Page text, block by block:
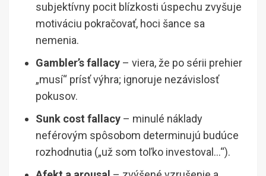
subjektívny pocit blízkosti úspechu zvyšuje
motiváciu pokračovať, hoci šance sa
nemenia.
Gambler’s fallacy – viera, že po sérii prehier
„musí“ prísť výhra; ignoruje nezávislosť
pokusov.
Sunk cost fallacy – minulé náklady
neférovým spôsobom determinujú budúce
rozhodnutia („už som toľko investoval…“).